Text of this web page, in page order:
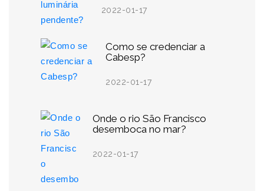
2022-01-17
Como se credenciar a
Cabesp?
2022-01-17
Onde o rio São Francisco
desemboca no mar?
2022-01-17